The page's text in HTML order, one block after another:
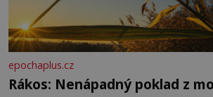
epochaplus.cz
Rákos: Nenápadný poklad z